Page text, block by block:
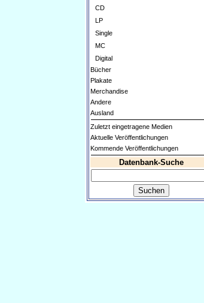
CD
LP
Single
MC
Digital
Bücher
Plakate
Merchandise
Andere
Ausland
Zuletzt eingetragene Medien
Aktuelle Veröffentlichungen
Kommende Veröffentlichungen
Datenbank-Suche